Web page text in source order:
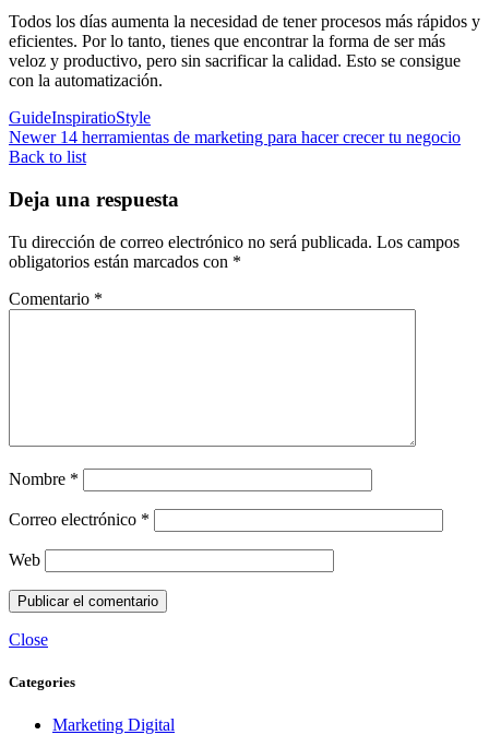
Todos los días aumenta la necesidad de tener procesos más rápidos y
eficientes. Por lo tanto, tienes que encontrar la forma de ser más
veloz y productivo, pero sin sacrificar la calidad. Esto se consigue
con la automatización.
GuideInspiratioStyle
Newer 14 herramientas de marketing para hacer crecer tu negocio
Back to list
Deja una respuesta
Tu dirección de correo electrónico no será publicada. Los campos
obligatorios están marcados con *
Comentario *
Nombre *
Correo electrónico *
Web
Close
Categories
Marketing Digital